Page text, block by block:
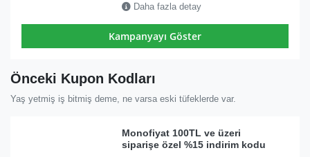
Daha fazla detay
Kampanyayı Göster
Önceki Kupon Kodları
Yaş yetmiş iş bitmiş deme, ne varsa eski tüfeklerde var.
Monofiyat 100TL ve üzeri
siparişe özel %15 indirim kodu